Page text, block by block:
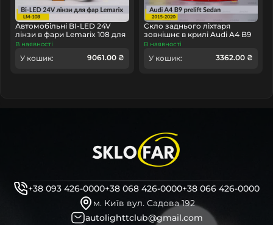
Автомобільні BI-LED 24V
лінзи в фари Lemarix 108 для
вантажних авто
В наявності
У кошик: 9061.00 ₴
Скло заднього ліхтаря
зовнішнє в крилі Audi A4 B9
Sedan (2015-2020) дорест ліве
В наявності
У кошик: 3362.00 ₴
+38 093 426-0000+38 068 426-0000+38 066 426-0000
м. Київ вул. Садова 192
autolighttclub@gmail.com